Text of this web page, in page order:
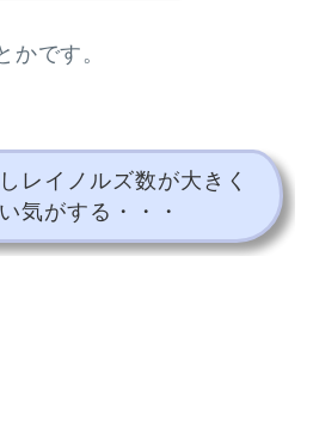
かです。
レイノルズ数が大きく
気がする・・・